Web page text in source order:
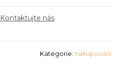
Kontaktujte nás
Kategorie: nakupování